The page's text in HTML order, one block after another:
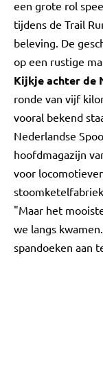
een grote rol
tijdens de Trail
beleving. De
op een rustige
Kijkje achter de
ronde van vijf
vooral bekend
Nederlandse
hoofdmagazijn
voor
"Maar het
we langs
spandoeken aan